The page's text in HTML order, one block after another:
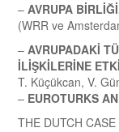
–AVRUPA
(WRR ve
–AVRUPADAKİ
İLİŞKİLERİNE
T. Küçükcan, V.
– EUROTURKS
THE DUTCH CASE